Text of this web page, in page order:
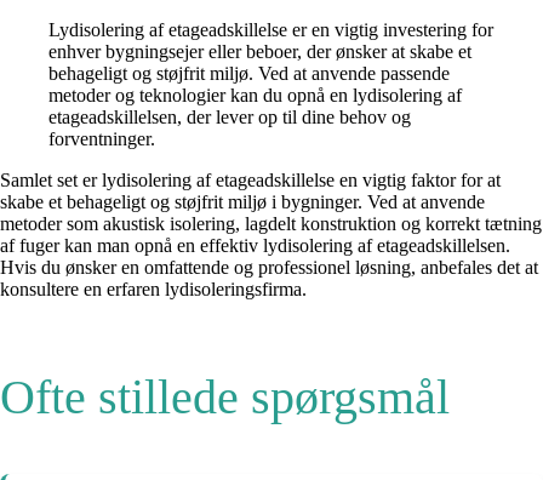
Lydisolering af etageadskillelse er en vigtig investering for
enhver bygningsejer eller beboer, der ønsker at skabe et
behageligt og støjfrit miljø. Ved at anvende passende
metoder og teknologier kan du opnå en lydisolering af
etageadskillelsen, der lever op til dine behov og
forventninger.
Samlet set er lydisolering af etageadskillelse en vigtig faktor for at
skabe et behageligt og støjfrit miljø i bygninger. Ved at anvende
metoder som akustisk isolering, lagdelt konstruktion og korrekt tætning
af fuger kan man opnå en effektiv lydisolering af etageadskillelsen.
Hvis du ønsker en omfattende og professionel løsning, anbefales det at
konsultere en erfaren lydisoleringsfirma.
Ofte stillede spørgsmål